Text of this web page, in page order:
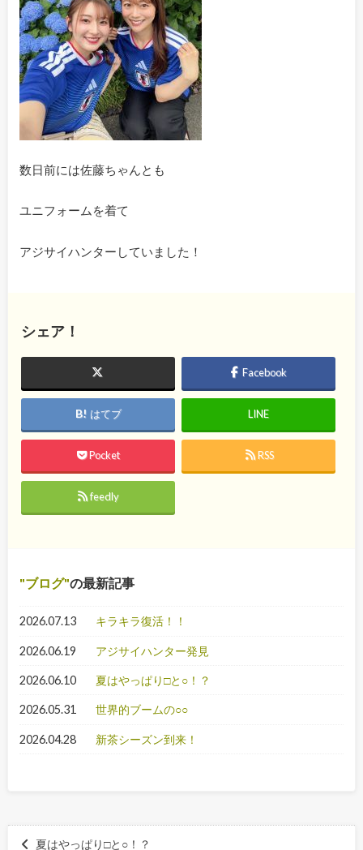
数日前には佐藤ちゃんとも
ユニフォームを着て
アジサイハンターしていました！
シェア！
Facebook
はてブ LINE
Pocket RSS
feedly
ブログ の最新記事
2026.07.13 キラキラ復活！！
2026.06.19 アジサイハンター発見
2026.06.10 夏はやっぱり□と○！？
2026.05.31 世界的ブームの○○
2026.04.28 新茶シーズン到来！
夏はやっぱり□と○！？